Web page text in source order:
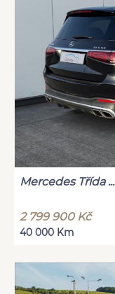
Mercedes Třída ...
2 799 900 Kč
40 000 Km